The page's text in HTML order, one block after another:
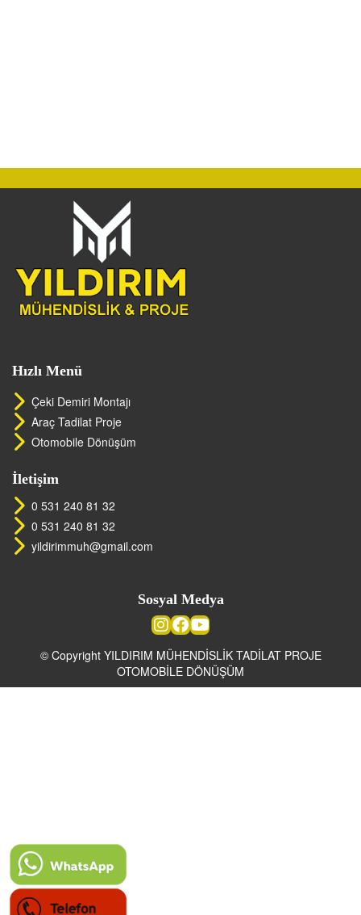
Hızlı Menü
Çeki Demiri Montajı
Araç Tadilat Proje
Otomobile Dönüşüm
İletişim
0 531 240 81 32
0 531 240 81 32
yildirimmuh@gmail.com
Sosyal Medya
© Copyright YILDIRIM MÜHENDİSLİK TADİLAT PROJE
OTOMOBİLE DÖNÜŞÜM